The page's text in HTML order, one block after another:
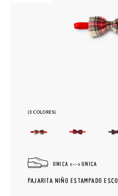
(3 COLORES)
UNICA UNICA
PAJARITA NIÑO ESTAMPADO